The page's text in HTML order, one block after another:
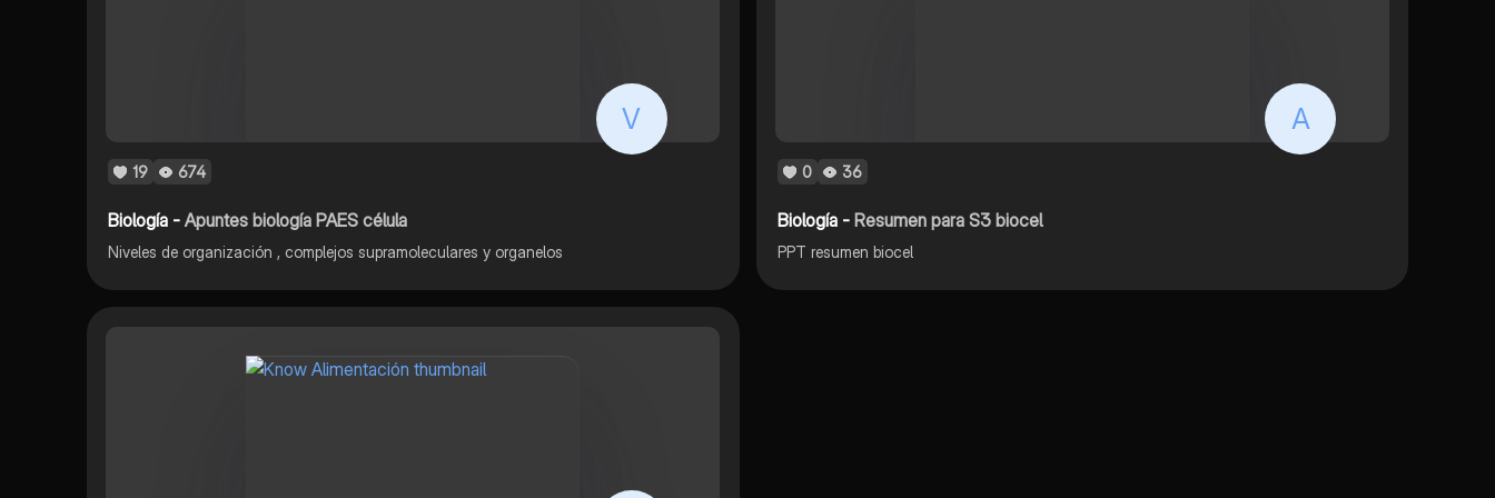
V
19 674
Biología -Apuntes biología PAES célula
Niveles de organización , complejos supramoleculares y organelos
A
0 36
Biología - Resumen para S3 biocel
PPT resumen biocel